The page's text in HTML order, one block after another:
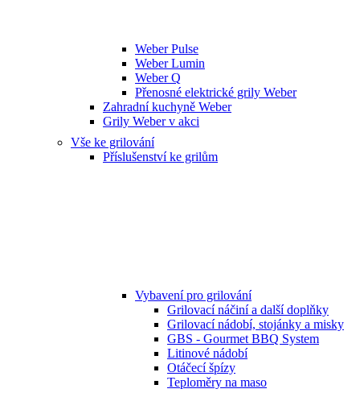
Weber Pulse
Weber Lumin
Weber Q
Přenosné elektrické grily Weber
Zahradní kuchyně Weber
Grily Weber v akci
Vše ke grilování
Příslušenství ke grilům
Vybavení pro grilování
Grilovací náčiní a další doplňky
Grilovací nádobí, stojánky a misky
GBS - Gourmet BBQ System
Litinové nádobí
Otáčecí špízy
Teploměry na maso